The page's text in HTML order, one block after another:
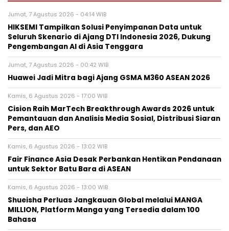
Jumat, 7 Agustus 2026 - 04:14 WIB
HIKSEMI Tampilkan Solusi Penyimpanan Data untuk
Seluruh Skenario di Ajang DTI Indonesia 2026, Dukung
Pengembangan AI di Asia Tenggara
Jumat, 7 Agustus 2026 - 00:42 WIB
Huawei Jadi Mitra bagi Ajang GSMA M360 ASEAN 2026
Kamis, 6 Agustus 2026 - 17:00 WIB
Cision Raih MarTech Breakthrough Awards 2026 untuk
Pemantauan dan Analisis Media Sosial, Distribusi Siaran
Pers, dan AEO
Kamis, 6 Agustus 2026 - 13:02 WIB
Fair Finance Asia Desak Perbankan Hentikan Pendanaan
untuk Sektor Batu Bara di ASEAN
Kamis, 6 Agustus 2026 - 13:00 WIB
Shueisha Perluas Jangkauan Global melalui MANGA
MILLION, Platform Manga yang Tersedia dalam 100
Bahasa